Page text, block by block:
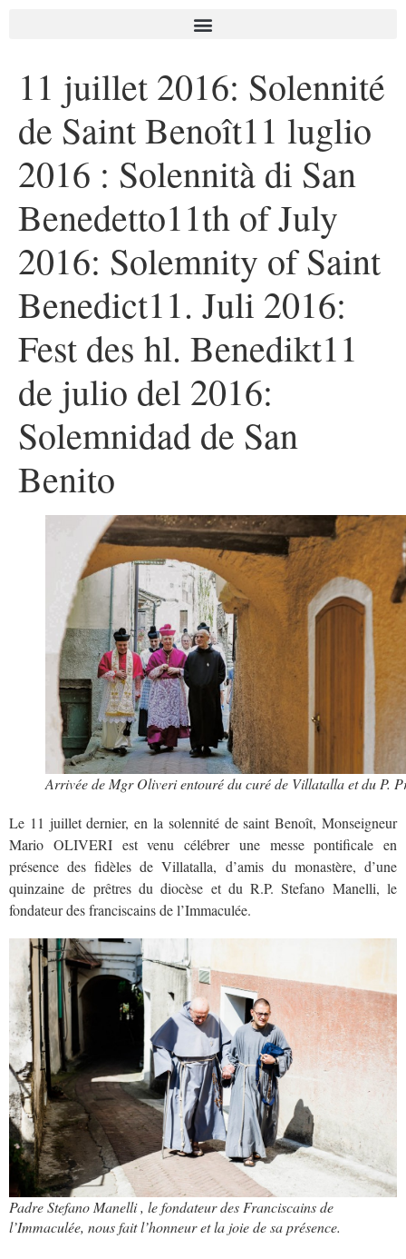
11 juillet 2016: Solennité
de Saint Benoît11 luglio
2016 : Solennità di San
Benedetto11th of July
2016: Solemnity of Saint
Benedict11. Juli 2016:
Fest des hl. Benedikt11
de julio del 2016:
Solemnidad de San
Benito
Arrivée de Mgr Oliveri entouré du curé de Villatalla et du P.
Le 11 juillet dernier, en la solennité de saint Benoît, Monseigneur
Mario OLIVERI est venu célébrer une messe pontificale en
présence des fidèles de Villatalla, d’amis du monastère, d’une
quinzaine de prêtres du diocèse et du R.P. Stefano Manelli, le
fondateur des franciscains de l’Immaculée.
Padre Stefano Manelli , le fondateur des Franciscains de
l’Immaculée, nous fait l’honneur et la joie de sa présence.